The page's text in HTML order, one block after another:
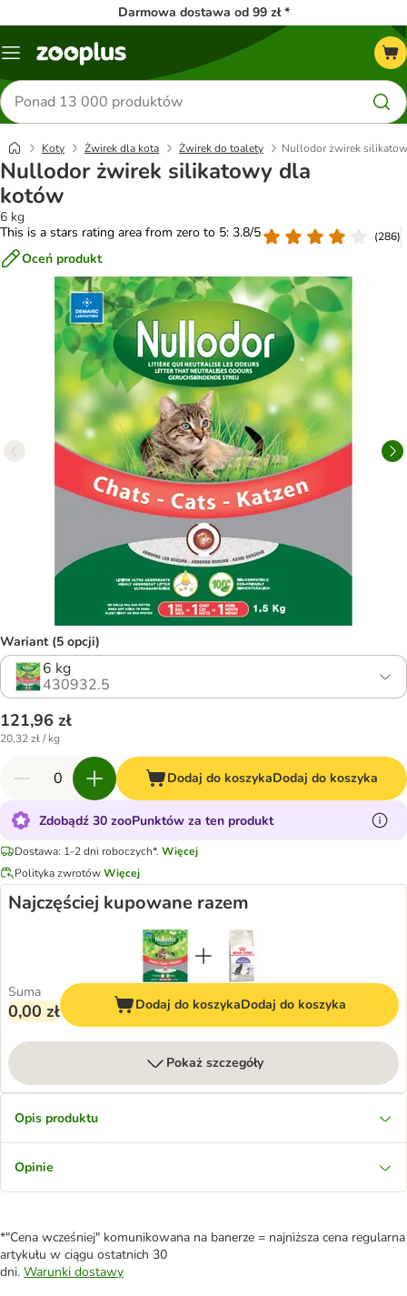
Darmowa dostawa od 99 zł *
Menu
Szukaj
produktów
Koty Żwirek dla kota Żwirek do toalety Nullodor żwirek
Nullodor żwirek silikatowy dla
kotów
6 kg
This is a stars rating area from zero to 5: 3.8/5
(286)
Oceń produkt
Wariant (5 opcji)
6 kg
430932.5
121,96 zł
20,32 zł / kg
Dodaj do koszykaDodaj do koszyka
Zdobądź 30 zooPunktów za ten produkt
Dostawa: 1-2 dni roboczych*. Więcej
Polityka zwrotówWięcej
Najczęściej kupowane razem
Suma
0,00 zł Dodaj do koszykaDodaj do koszyka
Pokaż szczegóły
Opis produktu
Opinie
*"Cena wcześniej" komunikowana na banerze = najniższa cena regularna
artykułu w ciągu ostatnich 30
dni. Warunki dostawy